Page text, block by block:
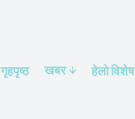
गृहपृष्ठ खबर हेलाे विशेष